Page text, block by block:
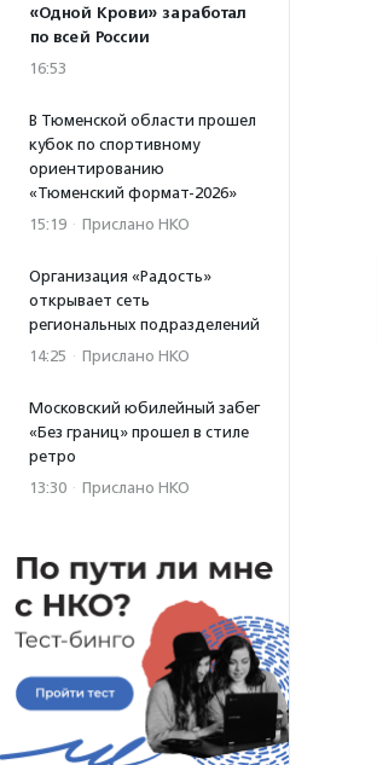
«Одной Крови» заработал
по всей России
16:53
В Тюменской области прошел
кубок по спортивному
ориентированию
«Тюменский формат-2026»
15:19 · Прислано НКО
Организация «Радость»
открывает сеть
региональных подразделений
14:25 · Прислано НКО
Московский юбилейный забег
«Без границ» прошел в стиле
ретро
13:30 · Прислано НКО